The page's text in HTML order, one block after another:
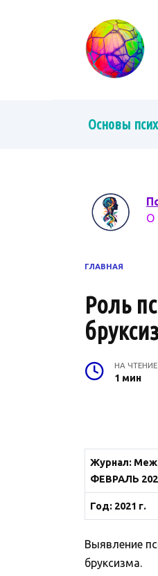
Основы
О
ГЛАВНАЯ
Роль
НА ЧТЕНИЕ
1 мин
Журнал:
ФЕВРАЛЬ
Год: 2021 г.
Выявление
бруксизма.